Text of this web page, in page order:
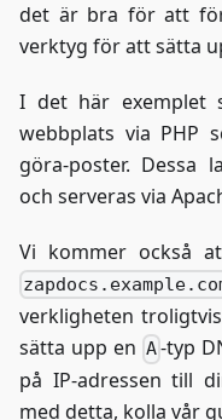
det är bra för att
verktyg för att sätta
I det här exemplet
webbplats via PHP
göra-poster. Dessa
och serveras via
Vi kommer också
verkligheten
sätta upp en A-typ
på IP-adressen till
med detta, kolla vår